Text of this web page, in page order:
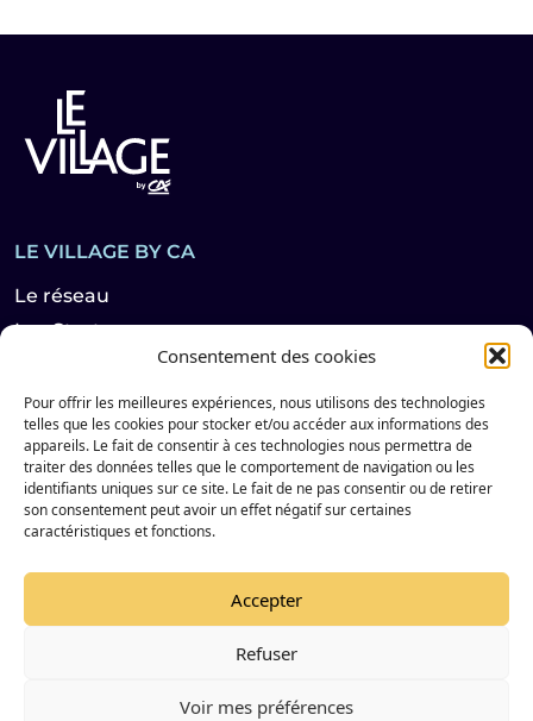
Consentement des cookies
Pour offrir les meilleures expériences, nous utilisons des technologies
telles que les cookies pour stocker et/ou accéder aux informations des
appareils. Le fait de consentir à ces technologies nous permettra de
traiter des données telles que le comportement de navigation ou les
identifiants uniques sur ce site. Le fait de ne pas consentir ou de retirer
son consentement peut avoir un effet négatif sur certaines
caractéristiques et fonctions.
Accepter
Refuser
Voir mes préférences
LE VILLAGE BY CA
Le réseau
Les Start-ups
Les partenaires
Les actualités
Les évènements
Contact
Suivez notre actualité sur les réseaux sociaux
LinkedIn de Le Village By Ca
YouTube de Le Village By Ca